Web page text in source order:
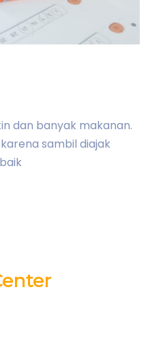
dan banyak makanan.
sambil diajak